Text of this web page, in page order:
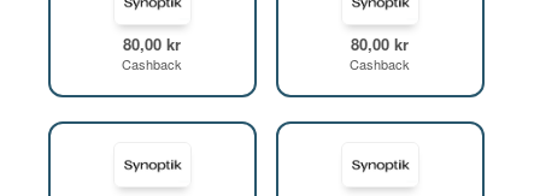
80,00 kr
Cashback
80,00 kr
Cashback